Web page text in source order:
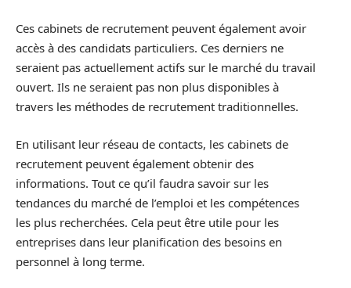
Ces cabinets de recrutement peuvent également avoir
accès à des candidats particuliers. Ces derniers ne
seraient pas actuellement actifs sur le marché du travail
ouvert. Ils ne seraient pas non plus disponibles à
travers les méthodes de recrutement traditionnelles.
En utilisant leur réseau de contacts, les cabinets de
recrutement peuvent également obtenir des
informations. Tout ce qu’il faudra savoir sur les
tendances du marché de l’emploi et les compétences
les plus recherchées. Cela peut être utile pour les
entreprises dans leur planification des besoins en
personnel à long terme.